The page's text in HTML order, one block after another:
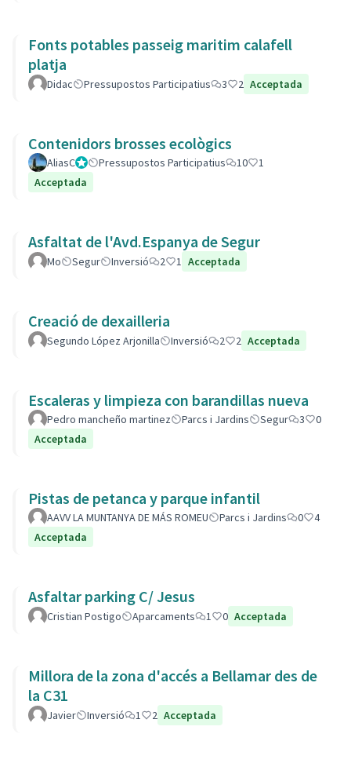
Fonts potables passeig maritim calafell
platja
Didac Pressupostos Participatius 3 2 Acceptada
Contenidors brosses ecològics
AliasCGestorPressupostos Participatius 10
1
Acceptada
Asfaltat de l'Avd.Espanya de Segur
Mo Segur Inversió 2 1 Acceptada
Creació de dexailleria
Segundo López Arjonilla Inversió 2 2 Acceptada
Escaleras y limpieza con barandillas nueva
Pedro mancheño martinez Parcs i Jardins Segur 3
0
Acceptada
Pistas de petanca y parque infantil
AAVV LA MUNTANYA DE MÁS ROMEU Parcs i Jardins 0
4
Acceptada
Asfaltar parking C/ Jesus
Cristian Postigo Aparcaments 1 0 Acceptada
Millora de la zona d'accés a Bellamar des de
la C31
Javier Inversió 1 2 Acceptada